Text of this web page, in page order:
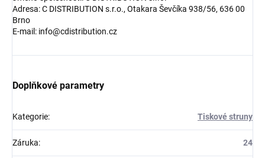
Adresa: C DISTRIBUTION s.r.o., Otakara Ševčíka 938/56, 636 00
Brno
E-mail: info@cdistribution.cz
Doplňkové parametry
Kategorie: Tiskové struny
Záruka: 24